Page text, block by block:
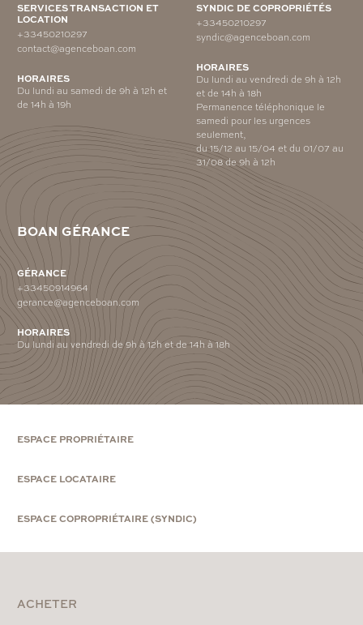
SERVICES TRANSACTION ET
LOCATION
+33450210297
contact@agenceboan.com
HORAIRES
Du lundi au samedi de 9h à 12h et
de 14h à 19h
SYNDIC DE COPROPRIÉTÉS
+33450210297
syndic@agenceboan.com
HORAIRES
Du lundi au vendredi de 9h à 12h
et de 14h à 18h
Permanence téléphonique le
samedi pour les urgences
seulement,
du 15/12 au 15/04 et du 01/07 au
31/08 de 9h à 12h
BOAN GÉRANCE
GÉRANCE
+33450914964
gerance@agenceboan.com
HORAIRES
Du lundi au vendredi de 9h à 12h et de 14h à 18h
ESPACE PROPRIÉTAIRE
ESPACE LOCATAIRE
ESPACE COPROPRIÉTAIRE (SYNDIC)
ACHETER